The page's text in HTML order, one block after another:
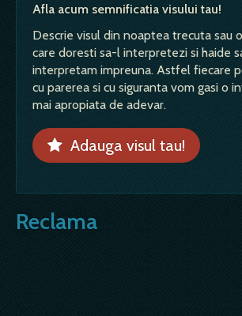
Afla acum semnificatia visului tau!
Descrie visul din noaptea trecuta sau
care doresti sa-l interpretezi si haide
interpretam impreuna. Astfel fiecare
cu parerea si cu siguranta vom gasi o
mai apropiata de adevar.
Adauga visul tau!
Reclama